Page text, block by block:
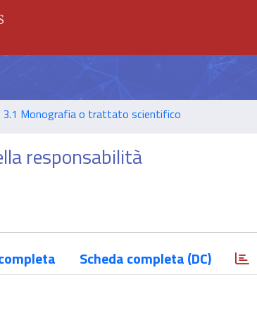
3.1 Monografia o trattato scientifico
responsabilità
Scheda completa (DC)